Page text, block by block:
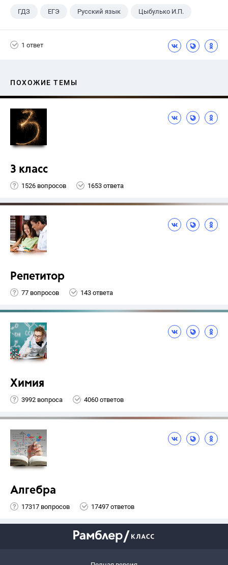
ГДЗ ЕГЭ Русский язык Цыбулько И.П.
1 ответ
ПОХОЖИЕ ТЕМЫ
3 класс
1526 вопросов 1653 ответа
Репетитор
77 вопросов 143 ответа
Химия
3992 вопроса 4060 ответов
Алгебра
17317 вопросов 17497 ответов